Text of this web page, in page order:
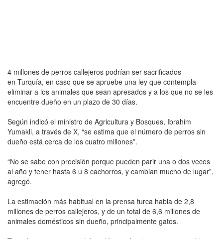
4 millones de perros callejeros podrían ser sacrificados
en Turquía, en caso que se apruebe una ley que contempla
eliminar a los animales que sean apresados y a los que no se les
encuentre dueño en un plazo de 30 días.
Según indicó el ministro de Agricultura y Bosques, Ibrahim
Yumakli, a través de X, “se estima que el número de perros sin
dueño está cerca de los cuatro millones”.
“No se sabe con precisión porque pueden parir una o dos veces
al año y tener hasta 6 u 8 cachorros, y cambian mucho de lugar”,
agregó.
La estimación más habitual en la prensa turca habla de 2,8
millones de perros callejeros, y de un total de 6,6 millones de
animales domésticos sin dueño, principalmente gatos.